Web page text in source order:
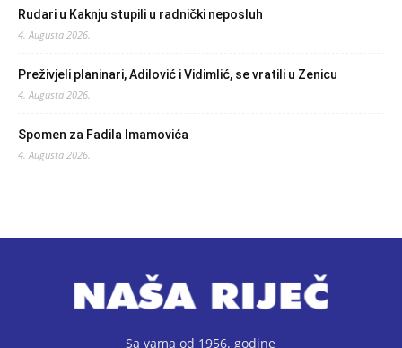
Rudari u Kaknju stupili u radnički neposluh
4. Augusta 2026.
Preživjeli planinari, Adilović i Vidimlić, se vratili u Zenicu
4. Augusta 2026.
Spomen za Fadila Imamovića
4. Augusta 2026.
Sa vama od 1956. godine